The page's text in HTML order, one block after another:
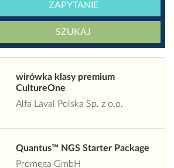
ZAPYTANIE
SZUKAJ
wirówka klasy premium
CultureOne
Alfa Laval Polska Sp. z o.o.
Quantus™ NGS Starter Package
Promega GmbH